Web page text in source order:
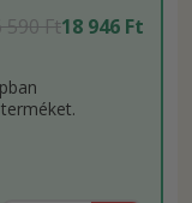
590 Ft18 946 Ft